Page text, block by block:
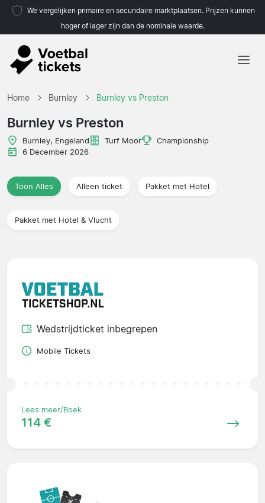
We vergelijken primaire en secundaire marktplaatsen. Prijzen kunnen
hoger of lager zijn dan de nominale waarde.
Home Burnley Burnley vs Preston
Burnley vs Preston
Burnley, Engeland Turf Moor
Championship
6 December 2026
Toon Alles Alleen ticket Pakket met Hotel
Pakket met Hotel & Vlucht
Wedstrijdticket inbegrepen
Mobile Tickets
Lees meer/Boek
114 €